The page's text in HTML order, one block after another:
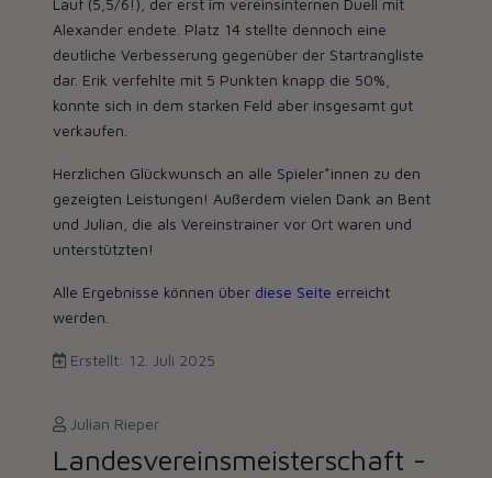
Lauf (5,5/6!), der erst im vereinsinternen Duell mit
Alexander endete. Platz 14 stellte dennoch eine
deutliche Verbesserung gegenüber der Startrangliste
dar. Erik verfehlte mit 5 Punkten knapp die 50%,
konnte sich in dem starken Feld aber insgesamt gut
verkaufen.
Herzlichen Glückwunsch an alle Spieler*innen zu den
gezeigten Leistungen! Außerdem vielen Dank an Bent
und Julian, die als Vereinstrainer vor Ort waren und
unterstützten!
Alle Ergebnisse können über diese Seite erreicht
werden.
Erstellt: 12. Juli 2025
Julian Rieper
Landesvereinsmeisterschaft -